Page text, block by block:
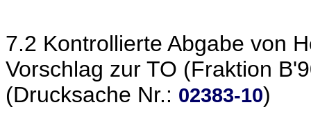
7.2 Kontrollierte Abgabe von
Vorschlag zur TO (Fraktion
(Drucksache Nr.: 02383-10)